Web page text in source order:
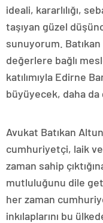
ideali, kararlılığı,
taşıyan güzel
sunuyorum.
değerlere bağlı
katılımıyla Edirne
büyüyecek, daha da
Avukat Batıkan
cumhuriyetçi, laik
zaman sahip
mutluluğunu dile
her zaman
inkılaplarını bu